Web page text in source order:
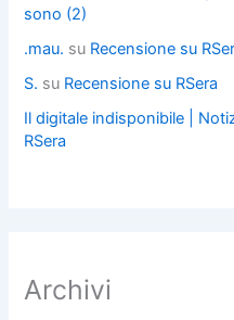
sono (2)
.mau. su Recensione su
S. su Recensione su RSera
Il digitale indisponibile |
RSera
Archivi